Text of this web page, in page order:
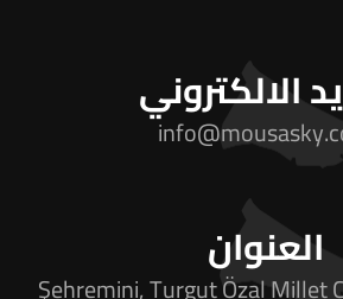
الالكتروني
العنوان
Şehremini, Turgut Özal Millet